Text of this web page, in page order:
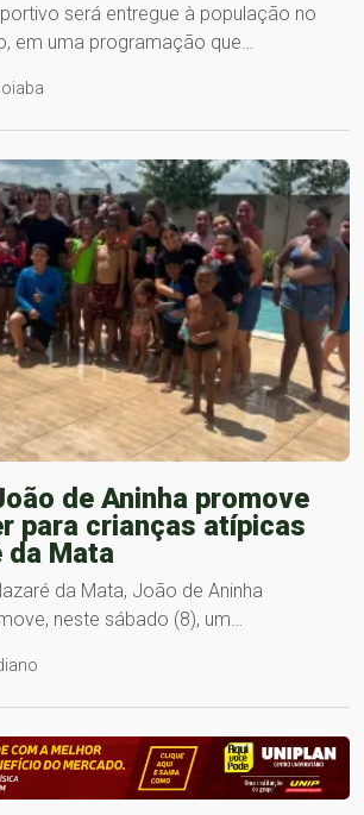
será entregue à população no
em uma programação que…
de Aninha promove
para crianças atípicas
da Mata
da Mata, João de Aninha
neste sábado (8), um…